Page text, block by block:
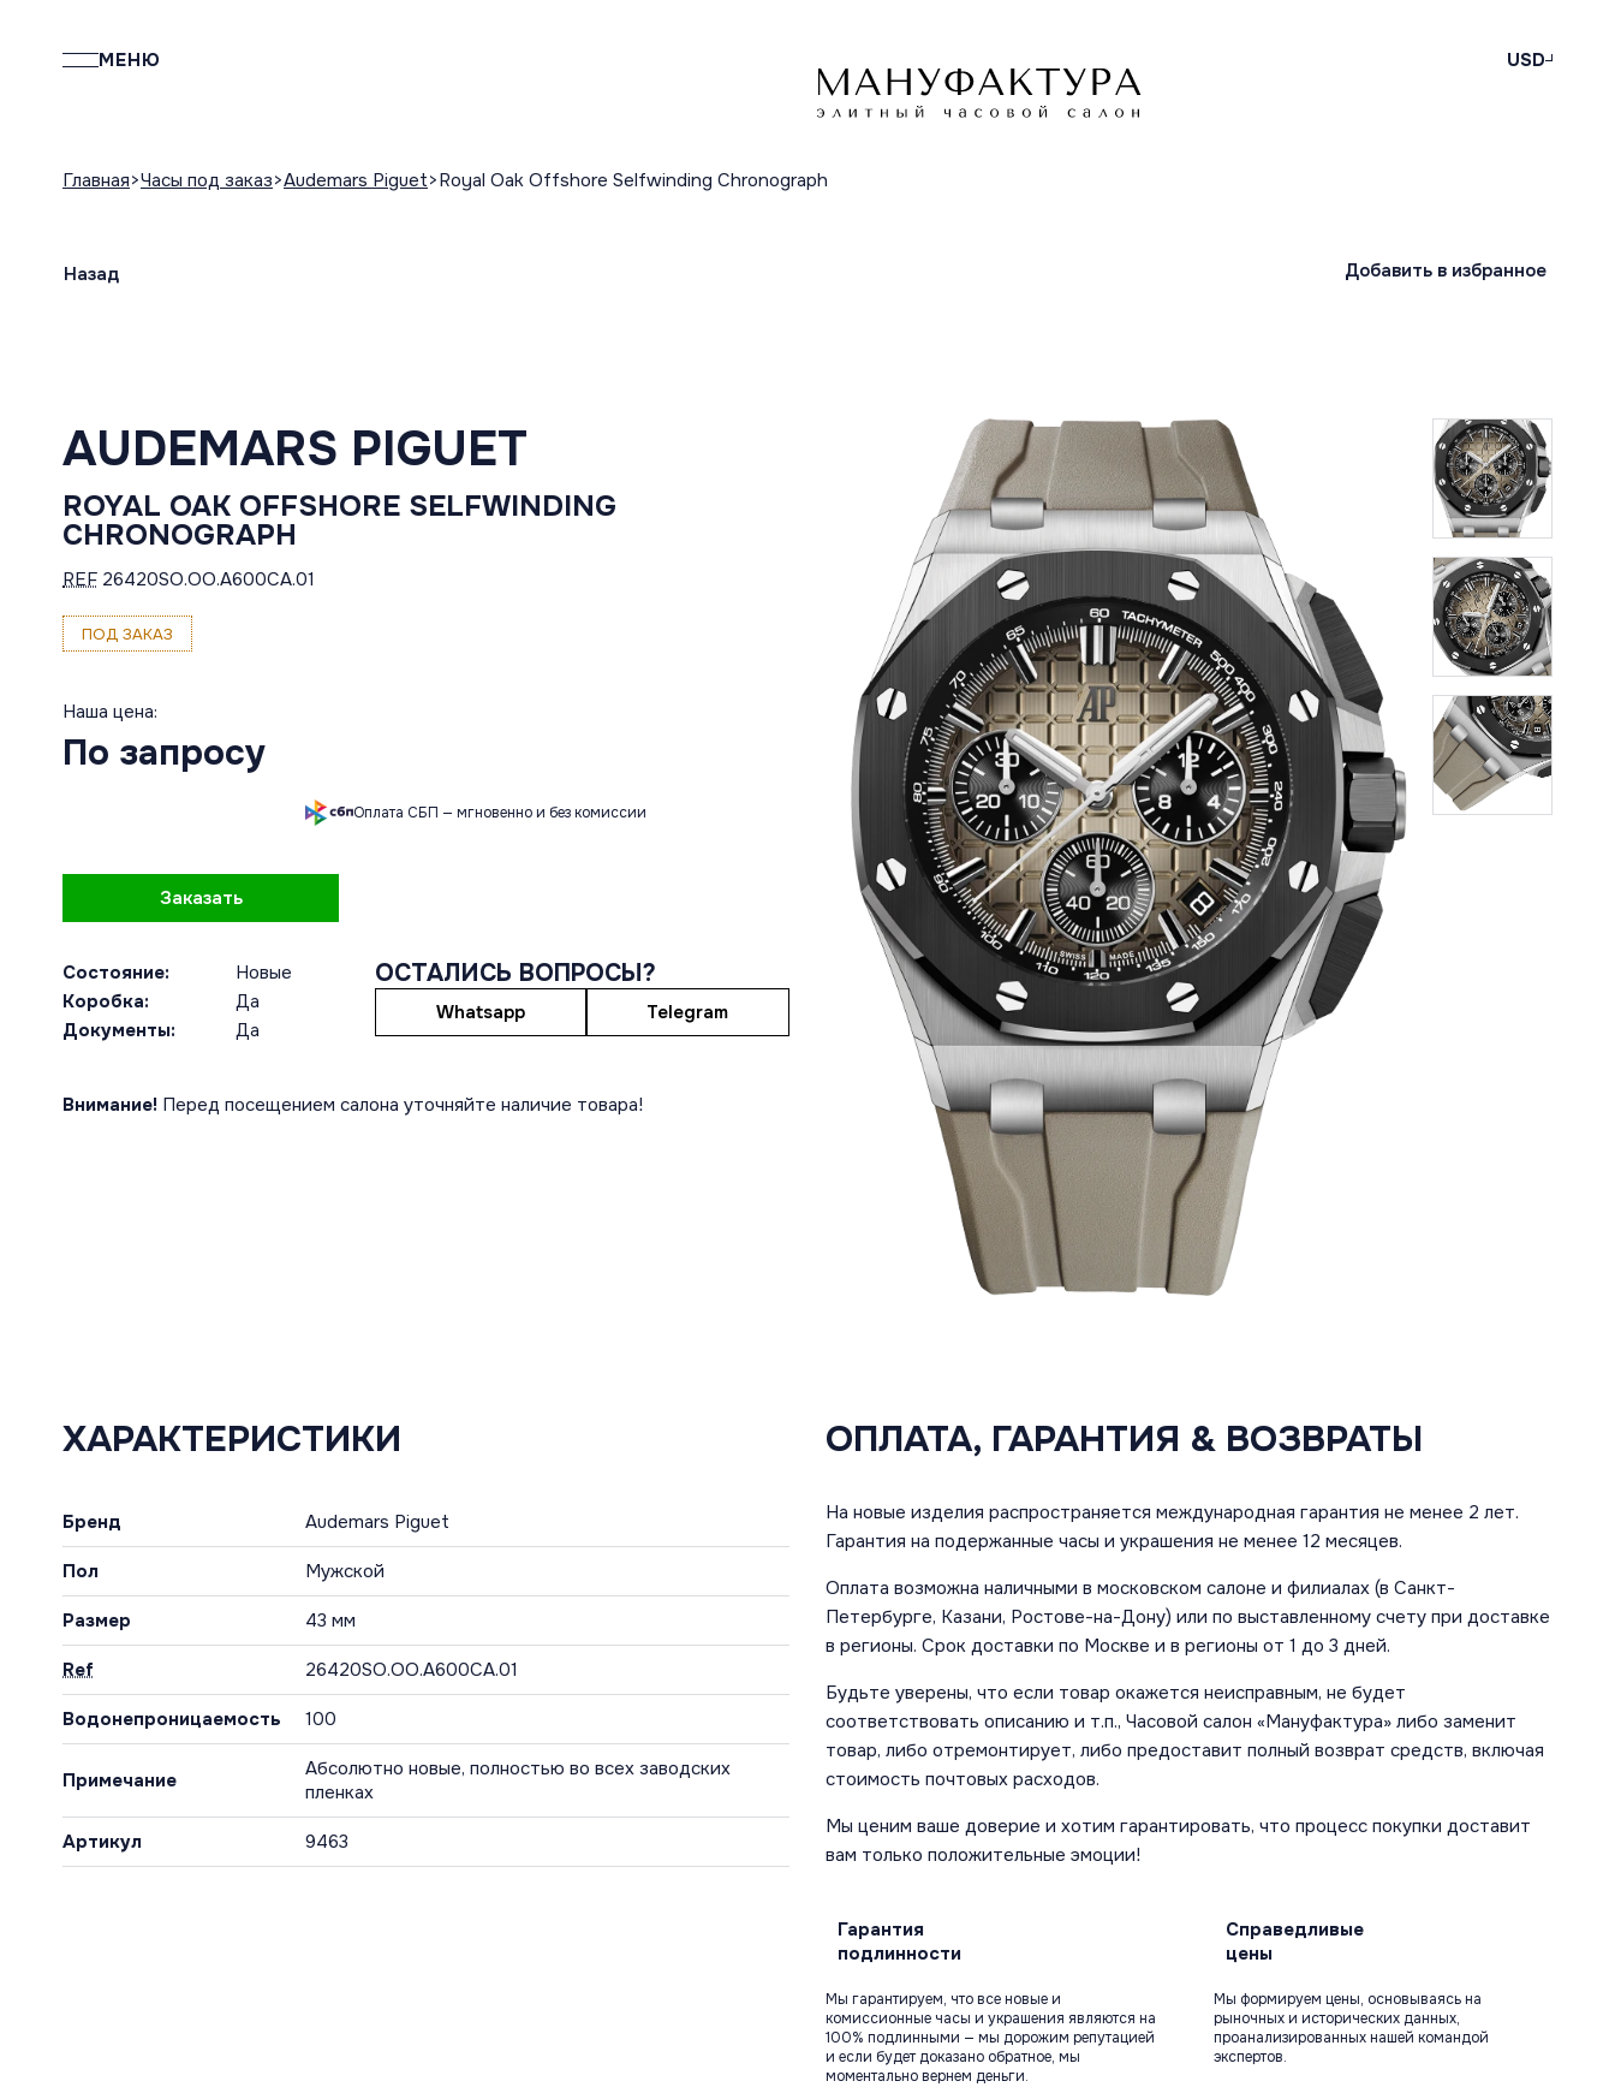
МЕНЮ USD
Главная Часы под заказ Audemars Piguet Royal Oak Offshore Selfwinding Chronograph
Назад Добавить в избранное
AUDEMARS PIGUET
ROYAL OAK OFFSHORE SELFWINDING
CHRONOGRAPH
REF 26420SO.OO.A600CA.01
ПОД ЗАКАЗ
Наша цена:
По запросу
Оплата СБП — мгновенно и без комиссии
Заказать
Состояние:
Новые
Коробка:
Да
Документы:
Да
ОСТАЛИСЬ ВОПРОСЫ?
Whatsapp Telegram
Внимание! Перед посещением салона уточняйте наличие товара!
ХАРАКТЕРИСТИКИ
Бренд Audemars Piguet
Пол Мужской
Размер 43 мм
Ref 26420SO.OO.A600CA.01
Водонепроницаемость 100
Примечание
Абсолютно новые, полностью во всех заводских
пленках
Артикул 9463
ОПЛАТА, ГАРАНТИЯ & ВОЗВРАТЫ
На новые изделия распространяется международная гарантия не менее 2 лет.
Гарантия на подержанные часы и украшения не менее 12 месяцев.
Оплата возможна наличными в московском салоне и филиалах (в Санкт-
Петербурге, Казани, Ростове-на-Дону) или по выставленному счету при доставке
в регионы. Срок доставки по Москве и в регионы от 1 до 3 дней.
Будьте уверены, что если товар окажется неисправным, не будет
соответствовать описанию и т.п., Часовой салон «Мануфактура» либо заменит
товар, либо отремонтирует, либо предоставит полный возврат средств, включая
стоимость почтовых расходов.
Мы ценим ваше доверие и хотим гарантировать, что процесс покупки доставит
вам только положительные эмоции!
Гарантия
подлинности
Мы гарантируем, что все новые и
комиссионные часы и украшения являются на
100% подлинными — мы дорожим репутацией
и если будет доказано обратное, мы
моментально вернем деньги.
Справедливые
цены
Мы формируем цены, основываясь на
рыночных и исторических данных,
проанализированных нашей командой
экспертов.